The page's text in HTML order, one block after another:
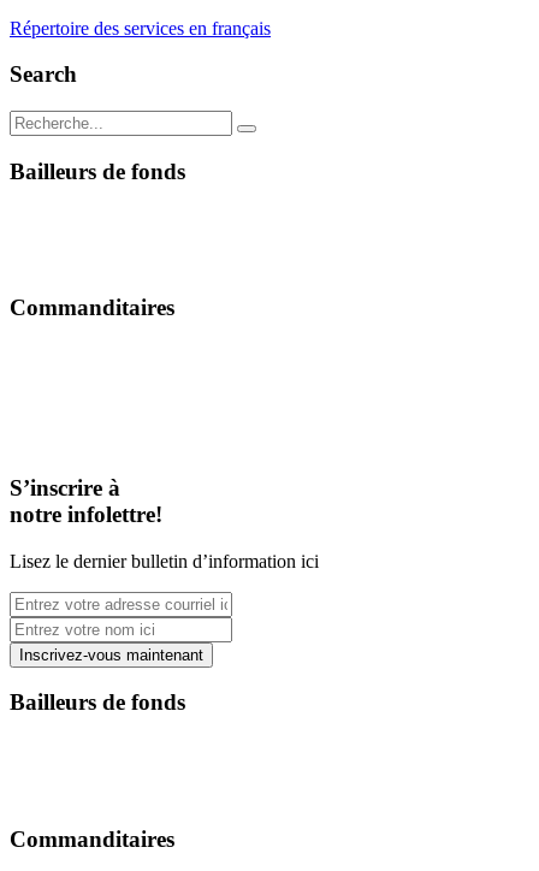
Répertoire des services en français
Search
Bailleurs de fonds
Commanditaires
S’inscrire à
notre infolettre!
Lisez le dernier bulletin d’information ici
Bailleurs de fonds
Commanditaires